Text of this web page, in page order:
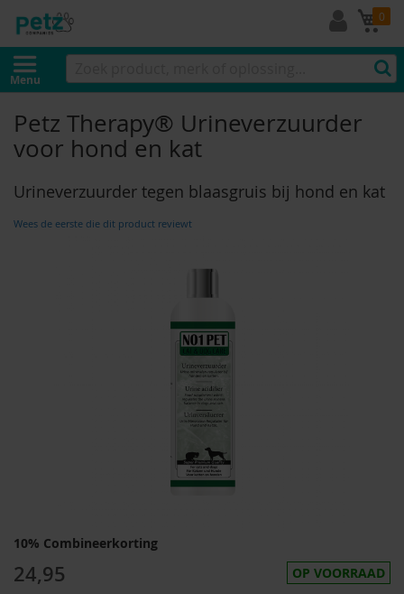
0
Menu
Petz Therapy® Urineverzuurder
voor hond en kat
Urineverzuurder tegen blaasgruis bij hond en kat
Wees de eerste die dit product reviewt
10% Combineerkorting
24,95 OP VOORRAAD